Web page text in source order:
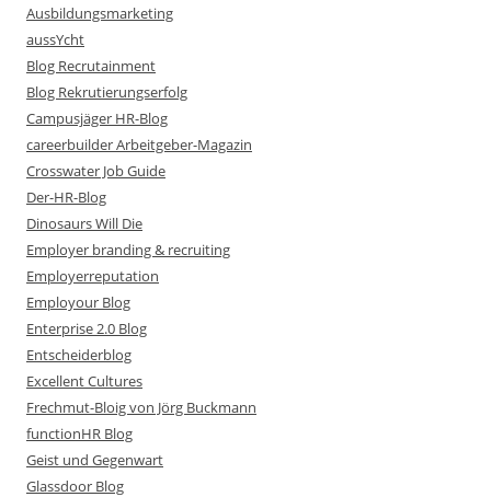
Ausbildungsmarketing
aussYcht
Blog Recrutainment
Blog Rekrutierungserfolg
Campusjäger HR-Blog
careerbuilder Arbeitgeber-Magazin
Crosswater Job Guide
Der-HR-Blog
Dinosaurs Will Die
Employer branding & recruiting
Employerreputation
Employour Blog
Enterprise 2.0 Blog
Entscheiderblog
Excellent Cultures
Frechmut-Bloig von Jörg Buckmann
functionHR Blog
Geist und Gegenwart
Glassdoor Blog